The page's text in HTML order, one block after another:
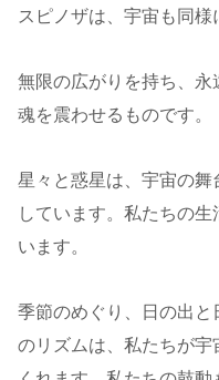
スピノザは、宇宙も同様
無限の広がりを持ち、
魂を震わせるものです。
星々と惑星は、宇宙の
しています。私たちの
います。
季節のめぐり、日の出と
のリズムは、私たちが宇